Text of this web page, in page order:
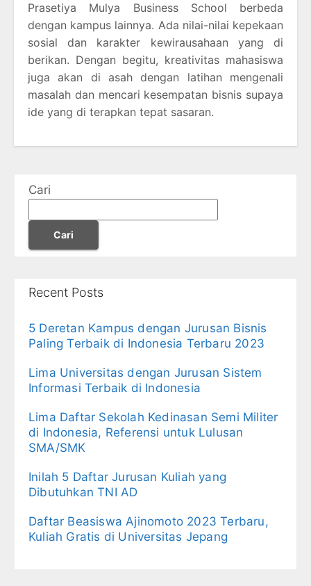
Prasetiya Mulya Business School berbeda
dengan kampus lainnya. Ada nilai-nilai kepekaan
sosial dan karakter kewirausahaan yang di
berikan. Dengan begitu, kreativitas mahasiswa
juga akan di asah dengan latihan mengenali
masalah dan mencari kesempatan bisnis supaya
ide yang di terapkan tepat sasaran.
Cari
Cari
Recent Posts
5 Deretan Kampus dengan Jurusan Bisnis
Paling Terbaik di Indonesia Terbaru 2023
Lima Universitas dengan Jurusan Sistem
Informasi Terbaik di Indonesia
Lima Daftar Sekolah Kedinasan Semi Militer
di Indonesia, Referensi untuk Lulusan
SMA/SMK
Inilah 5 Daftar Jurusan Kuliah yang
Dibutuhkan TNI AD
Daftar Beasiswa Ajinomoto 2023 Terbaru,
Kuliah Gratis di Universitas Jepang